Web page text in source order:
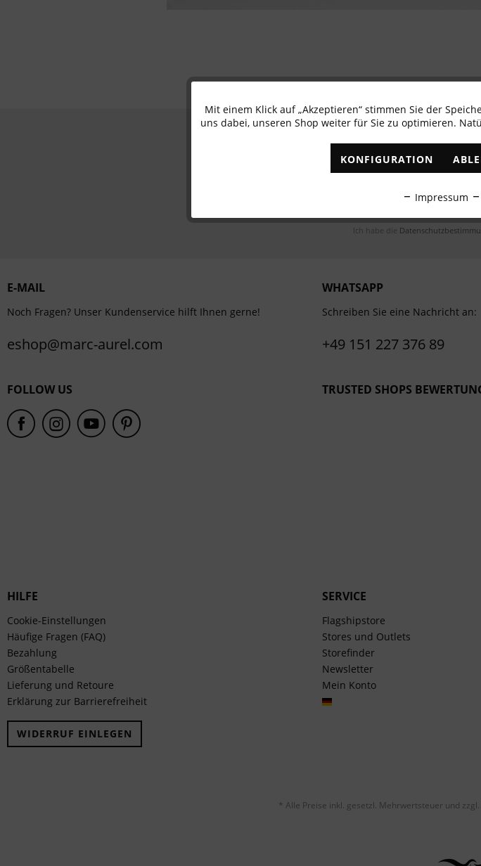
✓ Exklusive Angebote ✓
Ich habe die
E-MAIL
Noch Fragen? Unser Kundenservice hilft Ihnen gerne!
eshop@marc-aurel.com
WHATSAPP
Schreiben Sie eine Nachricht an:
+49 151 227 376 89
FOLLOW US TRUSTED SHOPS
HILFE
Cookie-Einstellungen
Häufige Fragen (FAQ)
Bezahlung
Größentabelle
Lieferung und Retoure
Erklärung zur Barrierefreiheit
WIDERRUF EINLEGEN
SERVICE
Flagshipstore
Stores und Outlets
Storefinder
Newsletter
Mein Konto
* Alle Preise inkl. gesetzl. Mehrwertsteuer und zzgl.
Funktionale
Mit einem Klick auf „Akzeptieren“ stimmen Sie der
uns dabei, unseren Shop weiter für Sie zu optimieren.
KONFIGURATION
Impressum